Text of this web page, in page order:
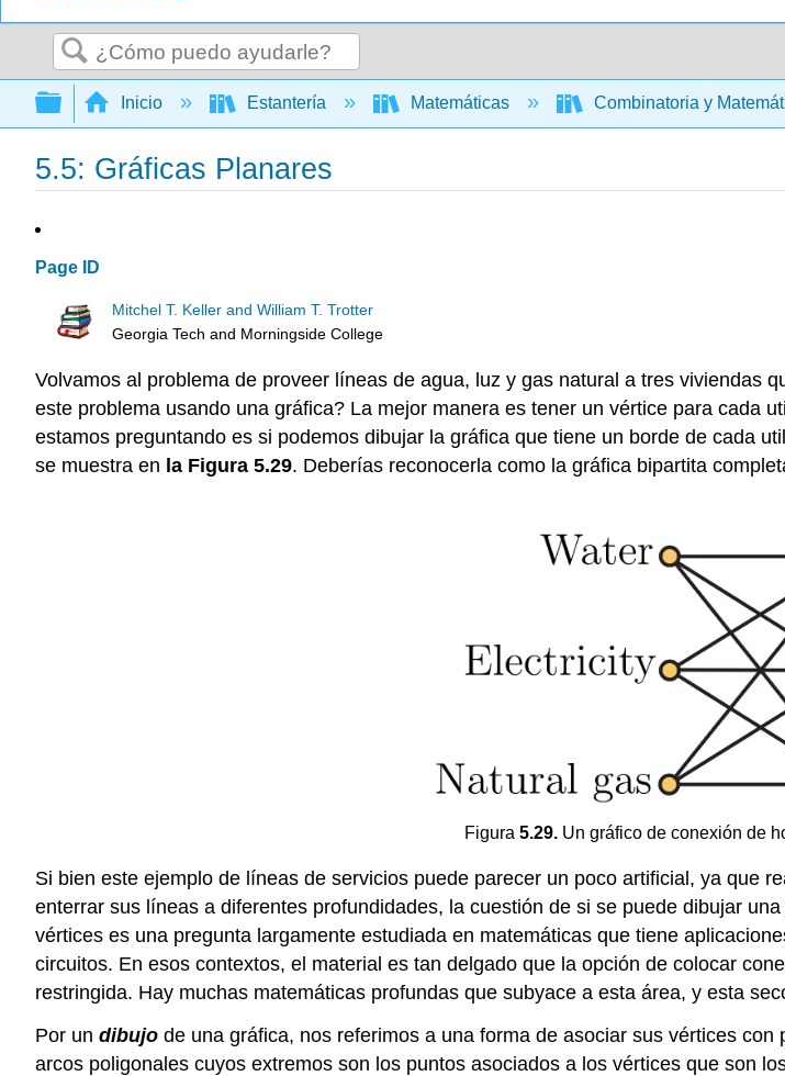
Buscar
Expandir/contraer jerarquía global
Inicio Estantería Matemáticas Combinatoria y
5.5: Gráficas Planares
Page ID
Mitchel T. Keller and William T. Trotter
Georgia Tech and Morningside College
Volvamos al problema de proveer líneas de agua, luz y gas natural a tres viviendas
este problema usando una gráfica? La mejor manera es tener un vértice para cada
estamos preguntando es si podemos dibujar la gráfica que tiene un borde de cada
se muestra en la Figura 5.29. Deberías reconocerla como la gráfica bipartita
Figura 5.29. Un gráfico de conexión de
Si bien este ejemplo de líneas de servicios puede parecer un poco artificial, ya que
enterrar sus líneas a diferentes profundidades, la cuestión de si se puede dibujar
vértices es una pregunta largamente estudiada en matemáticas que tiene
circuitos. En esos contextos, el material es tan delgado que la opción de colocar
restringida. Hay muchas matemáticas profundas que subyace a esta área, y esta
Por un dibujo de una gráfica, nos referimos a una forma de asociar sus vértices con
arcos poligonales cuyos extremos son los puntos asociados a los vértices que son